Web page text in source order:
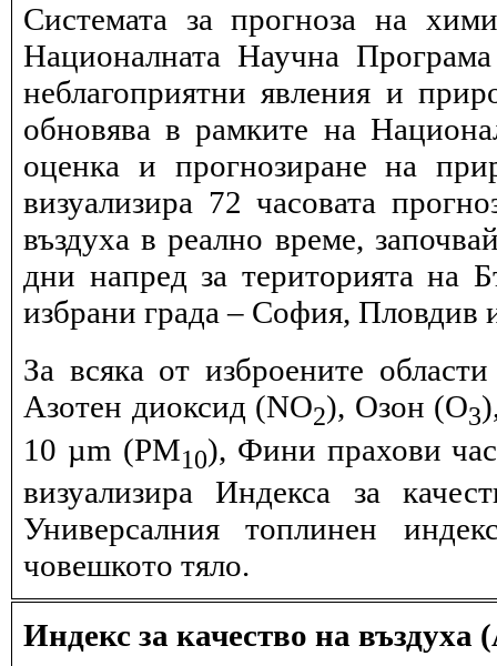
Системата за прогноза на
Националната Научна
неблагоприятни явления и
обновява в рамките на
оценка и прогнозиране на
визуализира 72 часовата
въздуха в реално време,
дни напред за територията на
избрани града – София, Пловдив
За всяка от изброените
Азотен диоксид (NO2), Озон (O3
10 µm (PM10), Фини прахови
визуализира Индекса за
Универсалния топлинен
човешкото тяло.
Индекс за качество на въздуха